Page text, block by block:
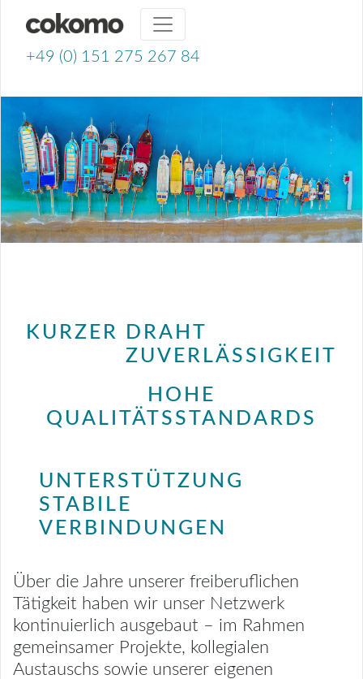
+49 (0) 151 275 267 84
KURZER DRAHT
ZUVERLÄSSIGKEIT
HOHE
QUALITÄTSSTANDARDS
UNTERSTÜTZUNG
STABILE
VERBINDUNGEN
Über die Jahre unserer freiberuflichen
Tätigkeit haben wir unser Netzwerk
kontinuierlich ausgebaut – im Rahmen
gemeinsamer Projekte, kollegialen
Austauschs sowie unserer eigenen